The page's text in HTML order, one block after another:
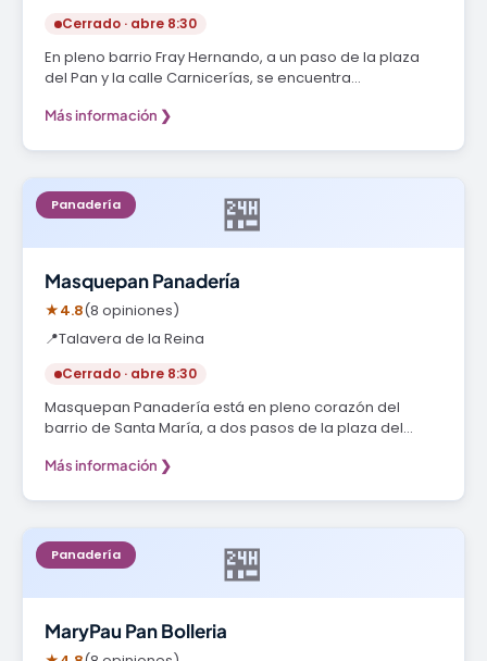
Cerrado · abre 8:30
En pleno barrio Fray Hernando, a un paso de la plaza
del Pan y la calle Carnicerías, se encuentra…
Más información ❯
🏪
Panadería
Masquepan Panadería
★4.8(8 opiniones)
📍Talavera de la Reina
Cerrado · abre 8:30
Masquepan Panadería está en pleno corazón del
barrio de Santa María, a dos pasos de la plaza del…
Más información ❯
🏪
Panadería
MaryPau Pan Bolleria